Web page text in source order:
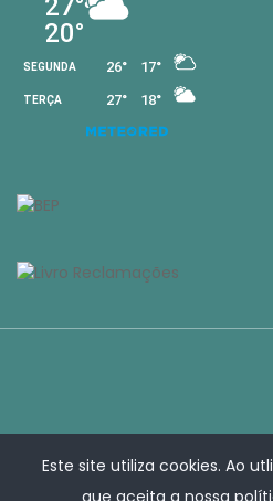
Este site utiliza cookies. Ao
que aceita a nossa